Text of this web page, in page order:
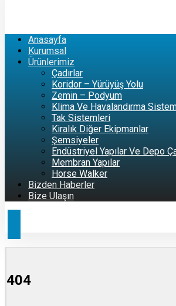
Anasayfa
Kurumsal
Ürünlerimiz
Çadırlar
Koridor – Yürüyüş Yolu
Zemin – Podyum
Klima Ve Havalandırma
Tak Sistemleri
Kiralık Diğer Ekipmanlar
Şemsiyeler
Endüstriyel Yapılar Ve Depo
Membran Yapılar
Horse Walker
Bizden Haberler
Bize Ulaşın
404